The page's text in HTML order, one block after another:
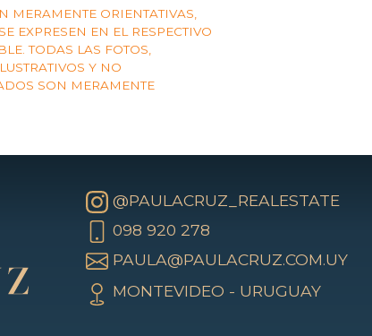
MERAMENTE ORIENTATIVAS,
EXPRESEN EN EL RESPECTIVO
TODAS LAS FOTOS,
Y NO
SON MERAMENTE
@PAULACRUZ_REALESTATE
098 920 278
PAULA@PAULACRUZ.COM.UY
MONTEVIDEO - URUGUAY